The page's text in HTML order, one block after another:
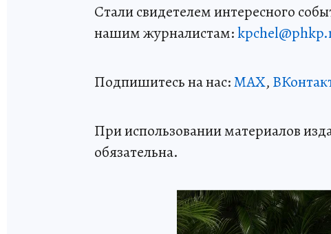
Стали свидетелем интересного
нашим журналистам:
Подпишитесь на нас:MAX,
При использовании материалов
обязательна.